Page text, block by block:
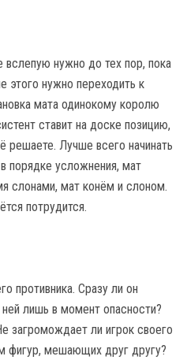
вслепую нужно до тех пор, пока
этого нужно переходить к
мата одинокому королю
ставит на доске позицию,
решаете. Лучше всего начинать
порядке усложнения, мат
слонами, мат конём и слоном.
потрудится.
противника. Сразу ли он
лишь в момент опасности?
загромождает ли игрок своего
фигур, мешающих друг другу?